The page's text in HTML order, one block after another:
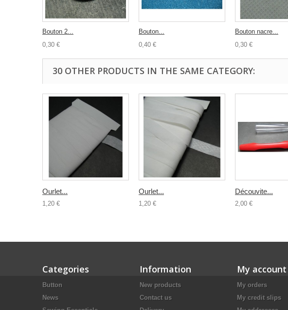
Bouton 2...
0,30 €
Bouton...
0,40 €
Bouton nacre...
0,30 €
30 OTHER PRODUCTS IN THE SAME CATEGORY:
Ourlet...
1,20 €
Ourlet...
1,20 €
Découvite...
2,00 €
Categories
Button
News
Information
New products
Contact us
My account
My orders
My credit slips